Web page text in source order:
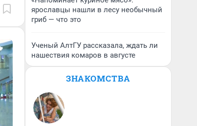
ярославцы нашли в лесу необычный
гриб — что это
Ученый АлтГУ рассказала, ждать ли
нашествия комаров в августе
ЗНАКОМСТВА